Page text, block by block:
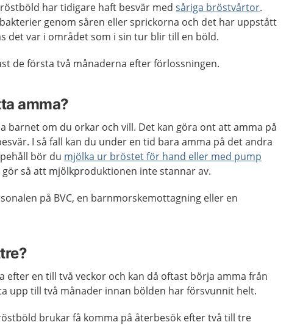
har tidigare haft besvär medsåriga bröstvårtor.
genom såren eller sprickorna och det har uppstått
det var i området som i sin tur blir till en böld.
de första två månaderna efter förlossningen.
amma?
barnet om du orkar och vill. Det kan göra ont att amma på
I så fall kan du under en tid bara amma på det andra
bör du mjölka ur bröstet för hand eller med pump
så att mjölkproduktionen inte stannar av.
på BVC, en barnmorskemottagning eller en
efter en till två veckor och kan då oftast börja amma från
upp till två månader innan bölden har försvunnit helt.
brukar få komma på återbesök efter två till tre